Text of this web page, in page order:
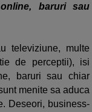
baruri sau
televiziune, multe
de perceptii), isi
baruri sau chiar
menite sa aduca
Deseori, business-